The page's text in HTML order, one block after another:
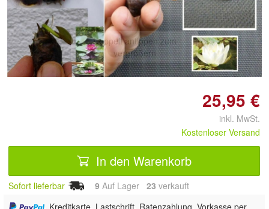
Doppelt antippen zum
vergrößern
25,95 €
inkl. MwSt.
Kostenloser Versand
In den Warenkorb
Sofort lieferbar 9 Auf Lager 23 verkauft
, Kreditkarte, Lastschrift, Ratenzahlung, Vorkasse per